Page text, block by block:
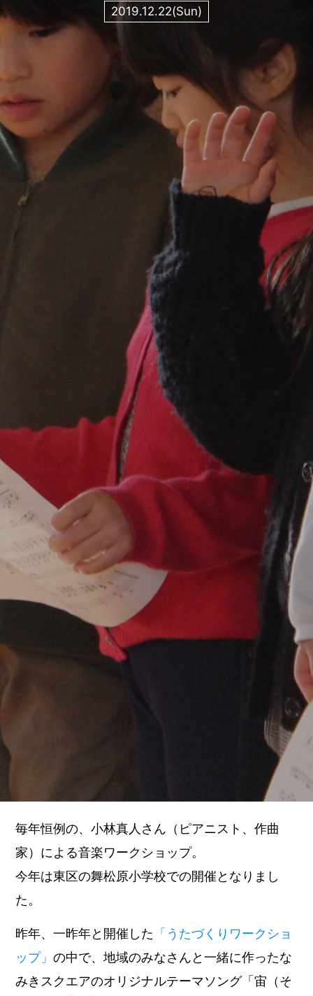
2019.12.22(Sun)
毎年恒例の、小林真人さん（ピアニスト、作曲
家）による音楽ワークショップ。
今年は東区の舞松原小学校での開催となりまし
た。
昨年、一昨年と開催した 「うたづくりワークショ
ップ」の中で、地域のみなさんと一緒に作ったな
みきスクエアのオリジナルテーマソング「宙（そ